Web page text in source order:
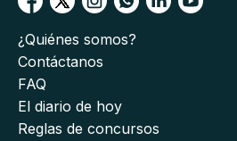
¿Quiénes somos?
Contáctanos
FAQ
El diario de hoy
Reglas de concursos